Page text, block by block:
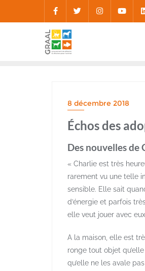
8 décembre 2018
Échos des
Des nouvelles de
« Charlie est très
rarement vu une telle
sensible. Elle sait
d’énergie et parfois
elle veut jouer avec
A la maison, elle est
ronge tout objet
qu’elle ne les avale